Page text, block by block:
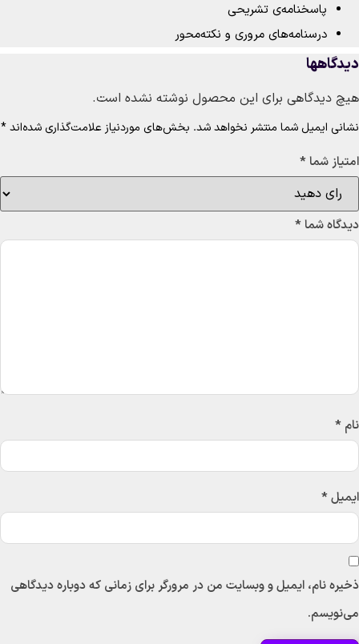
پاسخنامه‌ی تشریحی
درسنامه‌های مروری و نکته‌محور
دیدگاهی برای این محصول نوشته نشده است.
ایمیل شما منتشر نخواهد شد.بخش‌های موردنیاز علامت‌گذاری شده‌اند*
شما*
شما*
*
*
نام، ایمیل و وبسایت من در مرورگر برای زمانی که دوباره دیدگاهی